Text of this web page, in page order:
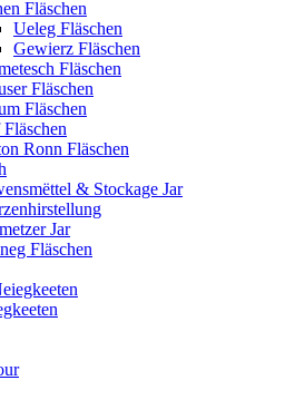
Fläschen
Ueleg Fläschen
Gewierz Fläschen
Fläschen
Fläschen
Fläschen
Fläschen
Ronn Fläschen
& Stockage Jar
Jar
Fläschen